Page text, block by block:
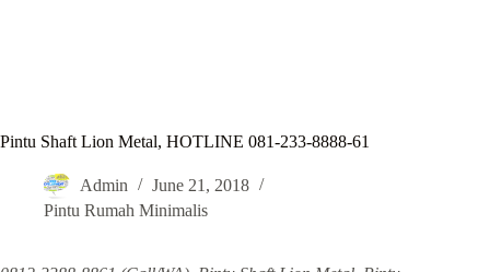
Pintu Shaft Lion Metal, HOTLINE 081-233-8888-61
Admin
June 21, 2018
Pintu Rumah Minimalis